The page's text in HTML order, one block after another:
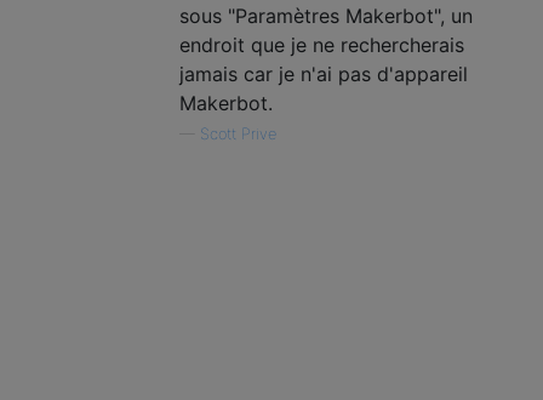
sous "Paramètres Makerbot", un
endroit que je ne rechercherais
jamais car je n'ai pas d'appareil
Makerbot.
Scott Prive